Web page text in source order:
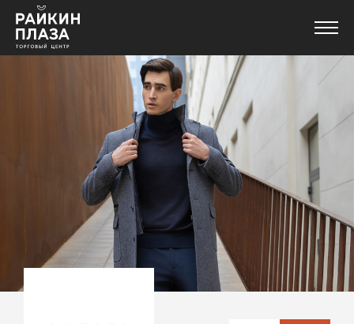
Магазины
Услуги и сервисы
Развлечения
Новости